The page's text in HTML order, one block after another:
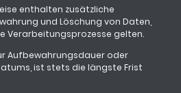
enthalten zusätzliche
und Löschung von Daten,
Verarbeitungsprozesse gelten.
Aufbewahrungsdauer oder
ist stets die längste Frist